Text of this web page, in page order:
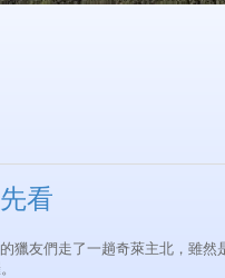
看
獵友們走了一趟奇萊主北，雖